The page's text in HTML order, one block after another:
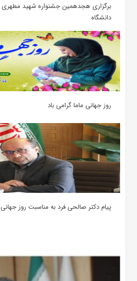
برگزاری هجدهمین جشنواره شهید مطهری و
دانشگاه
روز جهانی ماما گرامی باد
پیام دکتر صالحی فرد به مناسبت روز جهانی